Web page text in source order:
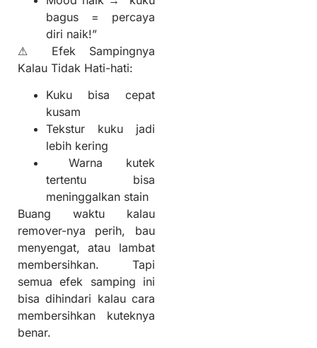
bagus = percaya
diri naik!”
⚠ Efek Sampingnya
Kalau Tidak Hati-hati:
Kuku bisa cepat
kusam
Tekstur kuku jadi
lebih kering
Warna kutek
tertentu bisa
meninggalkan stain
Buang waktu kalau
remover-nya perih, bau
menyengat, atau lambat
membersihkan. Tapi
semua efek samping ini
bisa dihindari kalau cara
membersihkan kuteknya
benar.